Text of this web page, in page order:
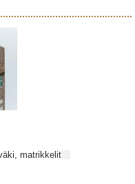
matrikkelit